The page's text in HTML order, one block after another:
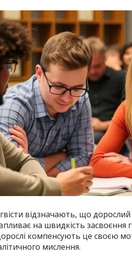
відзначають, що
на швидкість
компенсують це своєю
мислення.